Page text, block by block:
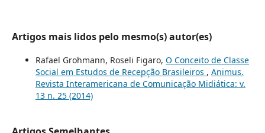
Artigos mais lidos pelo mesmo(s) autor(es)
Rafael Grohmann, Roseli Figaro, O Conceito de Classe
Social em Estudos de Recepção Brasileiros , Animus.
Revista Interamericana de Comunicação Midiática: v.
13 n. 25 (2014)